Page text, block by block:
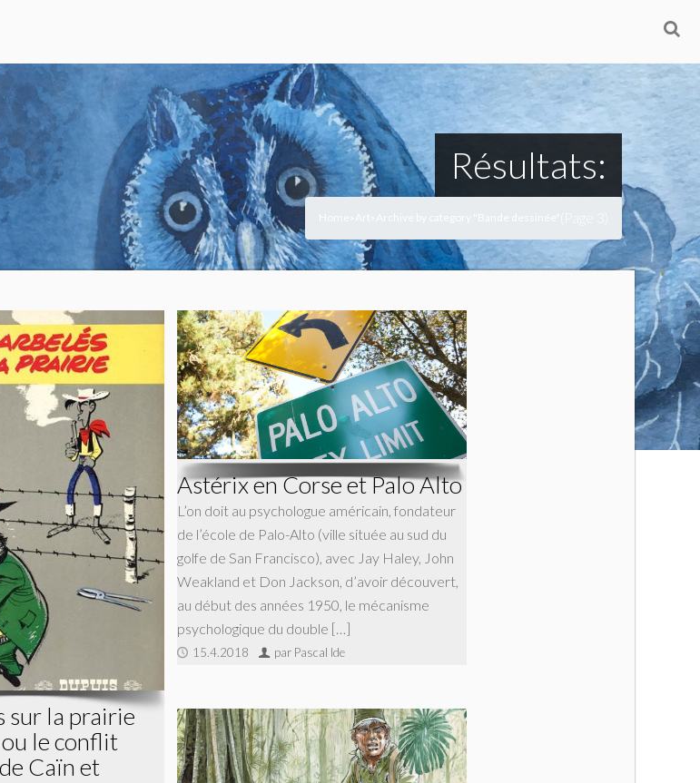
Résultats:
sur la prairie
le conflit
Caïn et
Astérix en Corse et Palo Alto
L’on doit au psychologue américain, fondateur
de l’école de Palo-Alto (ville située au sud du
golfe de San Francisco), avec Jay Haley, John
Weakland et Don Jackson, d’avoir découvert,
au début des années 1950, le mécanisme
psychologique du double […]
15.4.2018 par Pascal Ide